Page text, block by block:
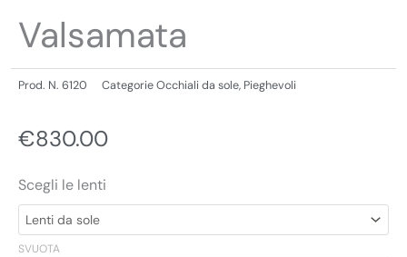
Valsamata
Prod. N. 6120 CategorieOcchiali da sole, Pieghevoli
€830.00
Scegli le lenti
SVUOTA